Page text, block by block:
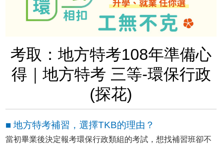
考取：地方特考108年準備心
得｜地方特考 三等-環保行政
(探花)
■ 地方特考補習，選擇TKB的理由？
當初畢業後決定報考環保行政類組的考試，想找補習班卻不